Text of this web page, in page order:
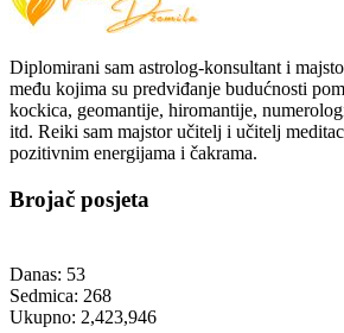
Diplomirani sam astrolog-konsultant i
među kojima su predviđanje budućnosti
kockica, geomantije, hiromantije,
itd. Reiki sam majstor učitelj i učitelj
pozitivnim energijama i čakrama.
Brojač posjeta
Danas: 53
Sedmica: 268
Ukupno: 2,423,946